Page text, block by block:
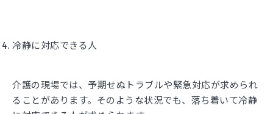
冷静に対応できる人
介護の現場では、予期せぬトラブルや緊急対応が求められ
ることがあります。そのような状況でも、落ち着いて冷静